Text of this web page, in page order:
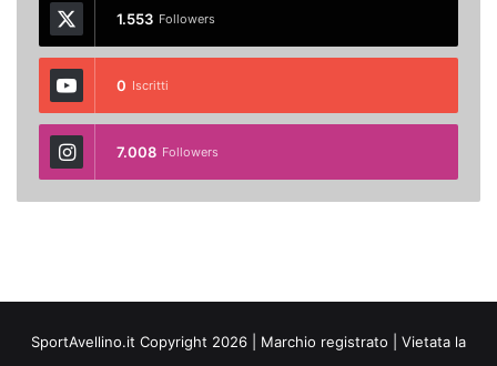
1.553 Followers
0 Iscritti
7.008 Followers
SportAvellino.it Copyright 2026 | Marchio registrato | Vietata la